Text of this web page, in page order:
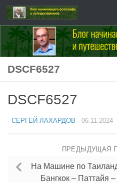
Перейти к содержимому
DSCF6527
DSCF6527
- СЕРГЕЙ ЛАХАРДОВ · 06.11.2024
ПРЕДЫДУЩАЯ
На Машине по
Бангкок – Паттайя